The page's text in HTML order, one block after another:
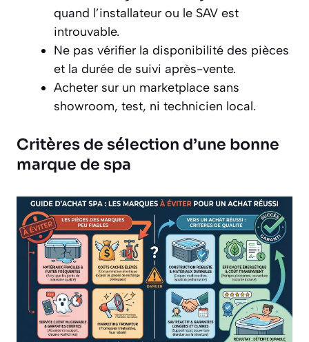
quand l’installateur ou le SAV est
introuvable.
Ne pas vérifier la disponibilité des pièces
et la durée de suivi après-vente.
Acheter sur un marketplace sans
showroom, test, ni technicien local.
Critères de sélection d’une bonne
marque de spa